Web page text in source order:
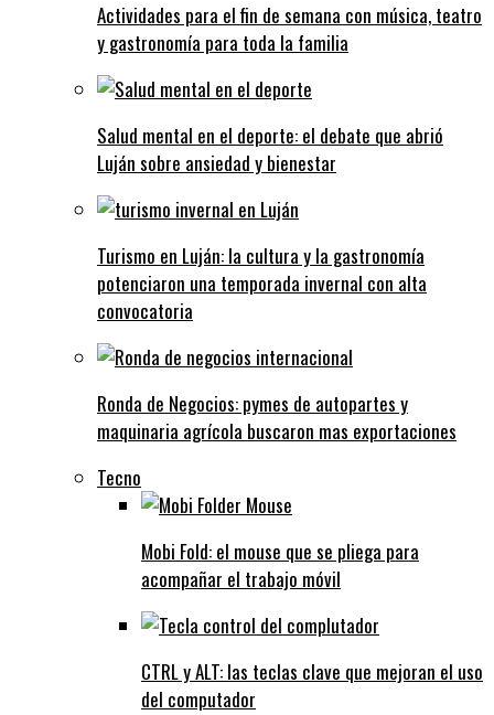
Actividades para el fin de semana con música, teatro
y gastronomía para toda la familia
Salud mental en el deporte: el debate que abrió
Luján sobre ansiedad y bienestar
Turismo en Luján: la cultura y la gastronomía
potenciaron una temporada invernal con alta
convocatoria
Ronda de Negocios: pymes de autopartes y
maquinaria agrícola buscaron mas exportaciones
Tecno
Mobi Fold: el mouse que se pliega para
acompañar el trabajo móvil
CTRL y ALT: las teclas clave que mejoran el uso
del computador